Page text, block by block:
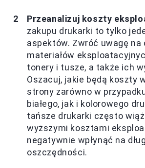
Przeanalizuj koszty
zakupu drukarki to tylko
aspektów. Zwróć uwagę na
materiałów
tonery i tusze, a także ich
Oszacuj, jakie będą koszty
strony zarówno w
białego, jak i kolorowego
tańsze drukarki często
wyższymi kosztami
negatywnie wpłynąć na
oszczędności.